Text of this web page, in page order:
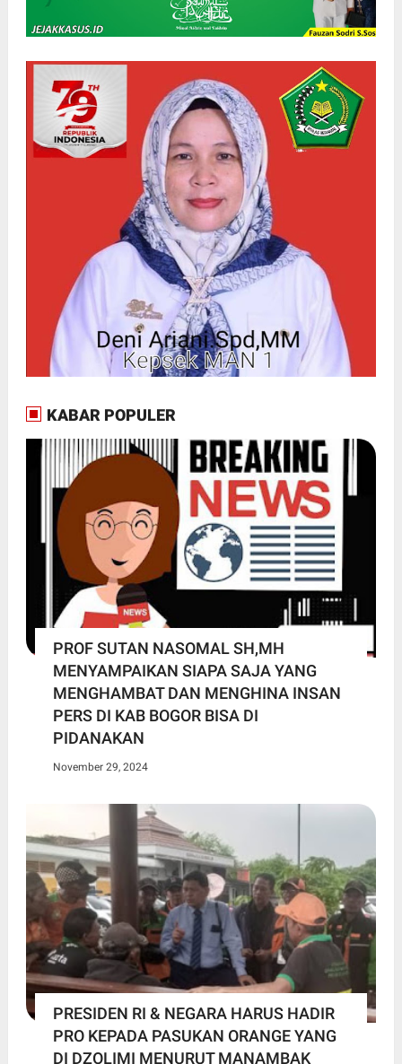
KABAR POPULER
PROF SUTAN NASOMAL SH,MH
MENYAMPAIKAN SIAPA SAJA YANG
MENGHAMBAT DAN MENGHINA INSAN
PERS DI KAB BOGOR BISA DI
PIDANAKAN
November 29, 2024
PRESIDEN RI & NEGARA HARUS HADIR
PRO KEPADA PASUKAN ORANGE YANG
DI DZOLIMI MENURUT MANAMBAK